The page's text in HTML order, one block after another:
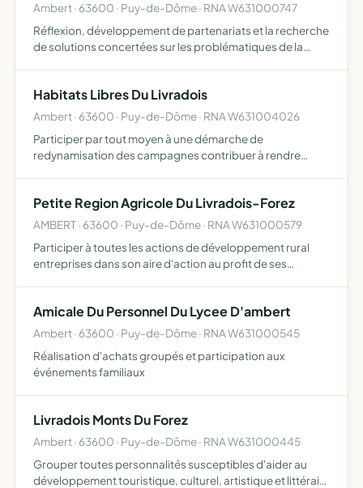
Ambert · 63600 · Puy-de-Dôme · RNA W631000747
Réflexion, développement de partenariats et la recherche
de solutions concertées sur les problématiques de la
Habitats Libres Du Livradois
Ambert · 63600 · Puy-de-Dôme · RNA W631004026
Participer par tout moyen à une démarche de
redynamisation des campagnes contribuer à rendre
développement de pratiq…
Petite Region Agricole Du Livradois-Forez
AMBERT · 63600 · Puy-de-Dôme · RNA W631000579
Participer à toutes les actions de développement rural
entreprises dans son aire d'action au profit de ses
Amicale Du Personnel Du Lycee D'ambert
Ambert · 63600 · Puy-de-Dôme · RNA W631000545
Réalisation d'achats groupés et participation aux
événements familiaux
Livradois Monts Du Forez
Ambert · 63600 · Puy-de-Dôme · RNA W631000445
Grouper toutes personnalités susceptibles d'aider au
développement touristique, culturel, artistique et littéraire